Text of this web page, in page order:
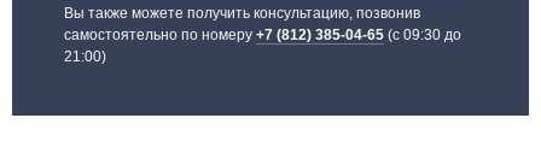
Вы также можете получить консультацию, позвонив
самостоятельно по номеру+7 (812) 385-04-65 (с 09:30 до
21:00)